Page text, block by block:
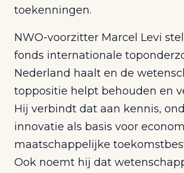
toekenningen.
NWO-voorzitter Marcel Levi
fonds internationale
Nederland haalt en de
toppositie helpt behouden en
Hij verbindt dat aan kennis,
innovatie als basis voor
maatschappelijke
Ook noemt hij dat